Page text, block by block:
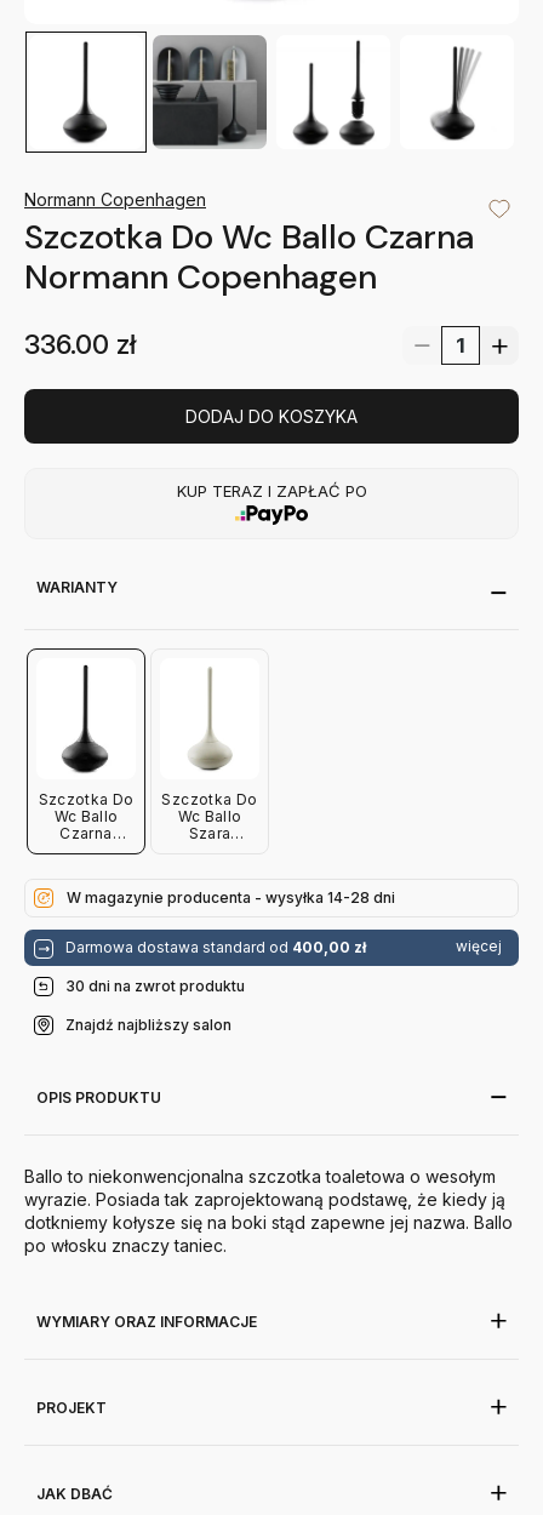
Normann Copenhagen
Szczotka Do Wc Ballo Czarna
Normann Copenhagen
336.00 zł
DODAJ DO KOSZYKA
KUP TERAZ I ZAPŁAĆ PO
WARIANTY
Szczotka Do
Wc Ballo
Czarna
Normann
Szczotka Do
Wc Ballo
Szara
W magazynie producenta - wysyłka 14-28 dni
Darmowa dostawa standard od 400,00 zł więcej
30 dni na zwrot produktu
Znajdź najbliższy salon
OPIS PRODUKTU
Ballo to niekonwencjonalna szczotka toaletowa o wesołym
wyrazie. Posiada tak zaprojektowaną podstawę, że kiedy ją
dotkniemy kołysze się na boki stąd zapewne jej nazwa. Ballo
po włosku znaczy taniec.
WYMIARY ORAZ INFORMACJE
PROJEKT
JAK DBAĆ